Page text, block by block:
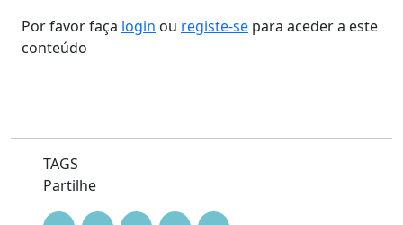
Por favor faça login ou registe-se para aceder a este
conteúdo
TAGS
Partilhe